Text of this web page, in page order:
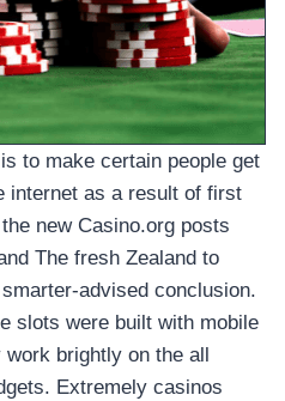
to make certain people get
internet as a result of first
new Casino.org posts
The fresh Zealand to
advised conclusion.
slots were built with mobile
brightly on the all
Extremely casinos